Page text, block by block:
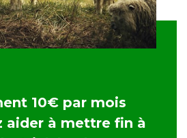
10€ par mois
aider à mettre fin à